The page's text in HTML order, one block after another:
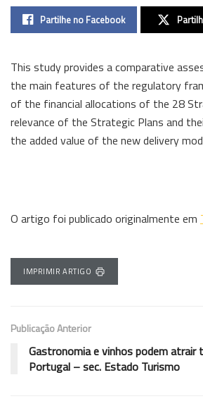
Partilhe no Facebook
This study provides a comparative
the main features of the regulatory
of the financial allocations of the 28
relevance of the Strategic Plans and
the added value of the new delivery
O artigo foi publicado originalmente em
IMPRIMIR ARTIGO
Publicação Anterior
Gastronomia e vinhos podem
Portugal – sec. Estado Turismo